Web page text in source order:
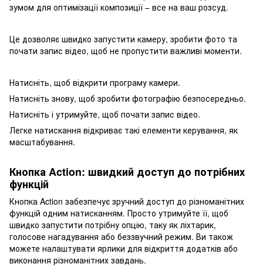
зумом для оптимізації композиції – все на ваш розсуд.
Це дозволяє швидко запустити камеру, зробити фото та
почати запис відео, щоб не пропустити важливі моменти.
Натисніть, щоб відкрити програму камери.
Натисніть знову, щоб зробити фотографію безпосередньо.
Натисніть і утримуйте, щоб почати запис відео.
Легке натискання відкриває такі елементи керування, як
масштабування.
Кнопка Action: швидкий доступ до потрібних
функцій
Кнопка Action забезпечує зручний доступ до різноманітних
функцій одним натисканням. Просто утримуйте її, щоб
швидко запустити потрібну опцію, таку як ліхтарик,
голосове нагадування або беззвучний режим. Ви також
можете налаштувати ярлики для відкриття додатків або
виконання різноманітних завдань.